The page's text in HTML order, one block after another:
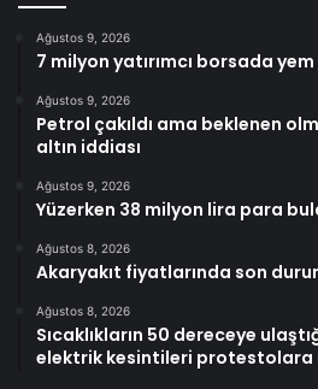
Ağustos 9, 2026
7 milyon yatırımcı borsada
Ağustos 9, 2026
Petrol çakıldı ama beklenen
altın iddiası
Ağustos 9, 2026
Yüzerken 38 milyon lira para
Ağustos 8, 2026
Akaryakıt fiyatlarında son
Ağustos 8, 2026
Sıcaklıkların 50 dereceye
elektrik kesintileri protestolara